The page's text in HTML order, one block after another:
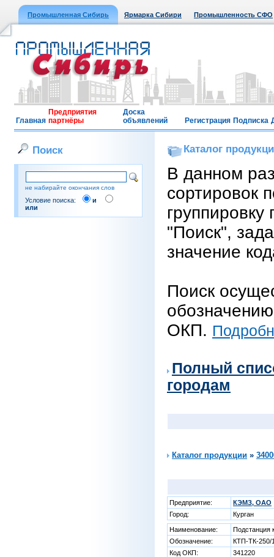
Промышленная Сибирь Ярмарка Сибири Промышленность СФО
Главная
Предприятия
партнёры
Доска
объявлений
Регистрация Подписка
Поиск
не набирайте окончания слов
Условие поиска:
и
или
Каталог
В данном
сортировок
"Поиск",
значение
Поиск
ОКП.
Полный
городам
Каталог продукции »
Предприятие:
КЭМЗ, ОАО
Город:
Курган
Наименование:
Подстанция
Обозначение:
КТП-ТК-250/
Код ОКП:
341220